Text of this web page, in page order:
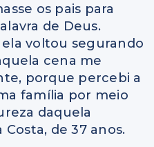
os pais para
de Deus.
voltou segurando
cena me
porque percebi a
família por meio
daquela
de 37 anos.